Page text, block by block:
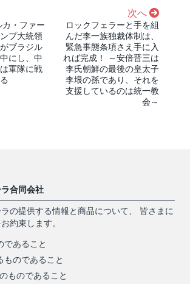
・ファー
プ大統領
ブラジル
にし、中
軍隊に戦
次へ
ロックフェラーと手を組
んだ李一族独裁体制は、
緊急事態条項さえ手に入
れば完成！ ～安倍晋三は
李氏朝鮮の最後の皇太子
李垠の孫であり、それを
支援しているのは統一教
会～
合同会社
の提供する情報と商品について、 皆さまに
約束します。
であること
ものであること
のものであること